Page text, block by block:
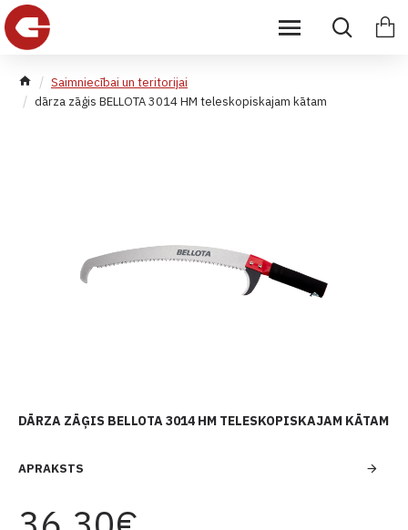
Saimniecībai un teritorijai
dārza zāģis BELLOTA 3014 HM teleskopiskajam kātam
DĀRZA ZĀĢIS BELLOTA 3014 HM TELESKOPISKAJAM KĀTAM
APRAKSTS